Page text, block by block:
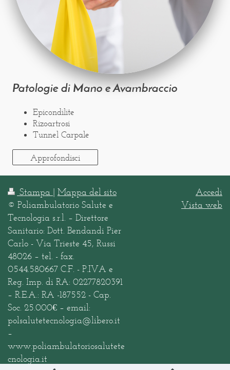
Patologie di Mano e Avambraccio
Epicondilite
Rizoartrosi
Tunnel Carpale
Approfondisci
Stampa | Mappa del sito
© Poliambulatorio Salute e
Tecnologia s.r.l. – Direttore
Sanitario: Dott. Bendandi Pier
Carlo - Via Trieste 45, Russi
48026 – tel. - fax.
0544.580667 C.F. - P.IVA e
Reg. Imp. di RA: 02277820391
– R.E.A.: RA -187552 - Cap.
Soc. 25.000€ – email:
polsalutetecnologia@libero.it
–
www.poliambulatoriosalutete
cnologia.it
Accedi
Vista web